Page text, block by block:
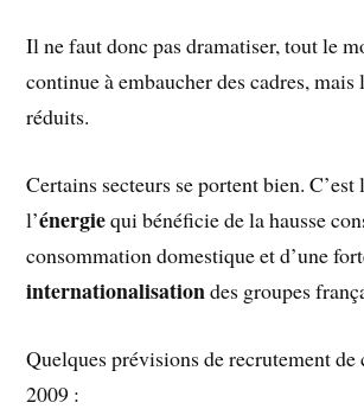
Il ne faut donc pas dramatiser, tout le
continue à embaucher des cadres, mais
réduits.
Certains secteurs se portent bien. C’est
l’énergiequi bénéficie de la hausse
consommation domestique et d’une
internationalisationdes groupes
Quelques prévisions de recrutement de
2009 :